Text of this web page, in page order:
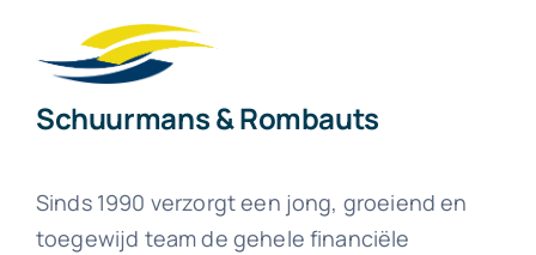
Schuurmans & Rombauts
Sinds 1990 verzorgt een jong, groeiend en
toegewijd team de gehele financiële